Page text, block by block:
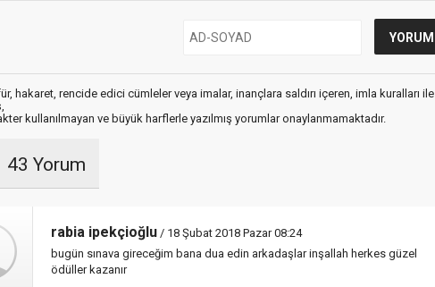
hakaret, rencide edici cümleler veya imalar, inançlara saldırı içeren, imla kuralları ile
kullanılmayan ve büyük harflerle yazılmış yorumlar onaylanmamaktadır.
43 Yorum
rabia ipekçioğlu / 18 Şubat 2018 Pazar 08:24
bugün sınava gireceğim bana dua edin arkadaşlar inşallah herkes güzel
ödüller kazanır